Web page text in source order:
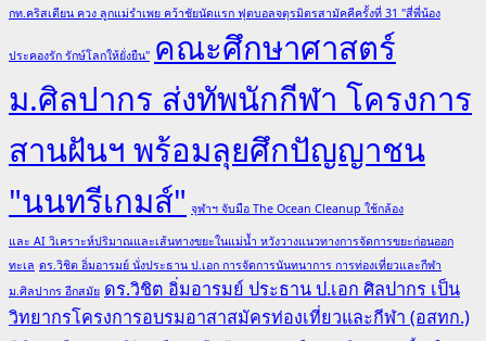
กท.คริสเตียน ควง ลูกแม่รำเพย คว้าชัยนัดแรก ฟุตบอลจตุรมิตรสามัคคีครั้งที่ 31 "สี่พี่น้อง
ประคองรัก รักษ์โลกให้ยั่งยืน" คณะศึกษาศาสตร์
ม.ศิลปากร ส่งทัพนักกีฬา โครงการ
สานฝันฯ พร้อมลุยศึกปัญญาชน
"นนทรีเกมส์" จุฬาฯ จับมือ The Ocean Cleanup ใช้กล้อง
และ AI วิเคราะห์ปริมาณและเส้นทางขยะในแม่น้ำ หวังวางแนวทางการจัดการขยะก่อนออก
ทะเล ดร.วิชิต อิ่มอารมย์ นั่งประธาน ป.เอก การจัดการนันทนาการ การท่องเที่ยวและกีฬา
ม.ศิลปากร อีกสมัย ดร.วิชิต อิ่มอารมย์ ประธาน ป.เอก ศิลปากร เป็น
วิทยากรโครงการอบรมอาสาสมัครท่องเที่ยวและกีฬา (อสทก.)